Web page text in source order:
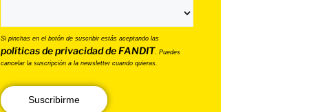
Si pinchas en el botón de suscribir estás aceptando las
políticas de privacidad de FANDIT . Puedes
cancelar la suscripción a la newsletter cuando quieras.
Suscribirme